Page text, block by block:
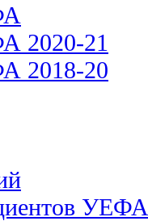
2020-21
2018-20
УЕФА